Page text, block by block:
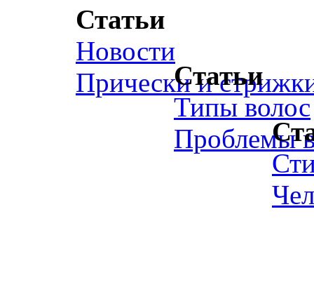
Статьи
Новости
Прически иСтатьи
Типы волос
Проблемы